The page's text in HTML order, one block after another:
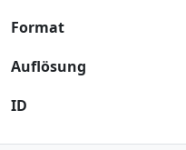
Format
Auflösung
ID